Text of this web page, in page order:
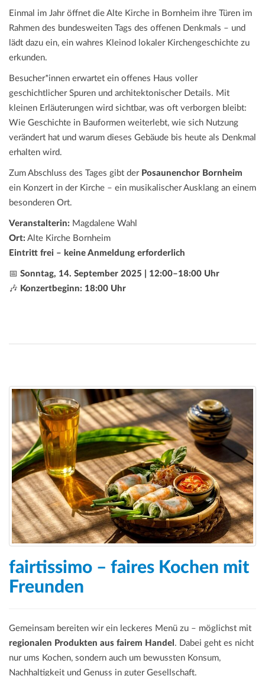
Einmal im Jahr öffnet die Alte Kirche in Bornheim ihre Türen im
Rahmen des bundesweiten Tags des offenen Denkmals – und
lädt dazu ein, ein wahres Kleinod lokaler Kirchengeschichte zu
erkunden.
Besucher*innen erwartet ein offenes Haus voller
geschichtlicher Spuren und architektonischer Details. Mit
kleinen Erläuterungen wird sichtbar, was oft verborgen bleibt:
Wie Geschichte in Bauformen weiterlebt, wie sich Nutzung
verändert hat und warum dieses Gebäude bis heute als Denkmal
erhalten wird.
Zum Abschluss des Tages gibt der Posaunenchor Bornheim
ein Konzert in der Kirche – ein musikalischer Ausklang an einem
besonderen Ort.
Veranstalterin: Magdalene Wahl
Ort: Alte Kirche Bornheim
Eintritt frei – keine Anmeldung erforderlich
📅 Sonntag, 14. September 2025 | 12:00–18:00 Uhr
🎶 Konzertbeginn: 18:00 Uhr
fairtissimo – faires Kochen mit
Freunden
Gemeinsam bereiten wir ein leckeres Menü zu – möglichst mit
regionalen Produkten aus fairem Handel . Dabei geht es nicht
nur ums Kochen, sondern auch um bewussten Konsum,
Nachhaltigkeit und Genuss in guter Gesellschaft.